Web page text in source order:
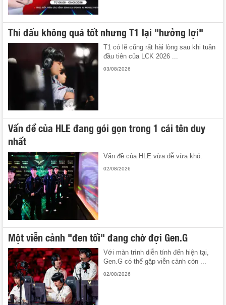
Thi đấu không quá tốt nhưng T1 lại "hưởng lợi"
T1 có lẽ cũng rất hài lòng sau khi tuần
đầu tiên của LCK 2026 ...
03/08/2026
Vấn đề của HLE đang gói gọn trong 1 cái tên duy
nhất
Vấn đề của HLE vừa dễ vừa khó.
02/08/2026
Một viễn cảnh "đen tối" đang chờ đợi Gen.G
Với màn trình diễn tính đến hiện tại,
Gen.G có thể gặp viễn cảnh còn ...
02/08/2026